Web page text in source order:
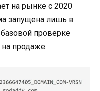
на рынке с 2020
запущена лишь в
проверке
продаже.